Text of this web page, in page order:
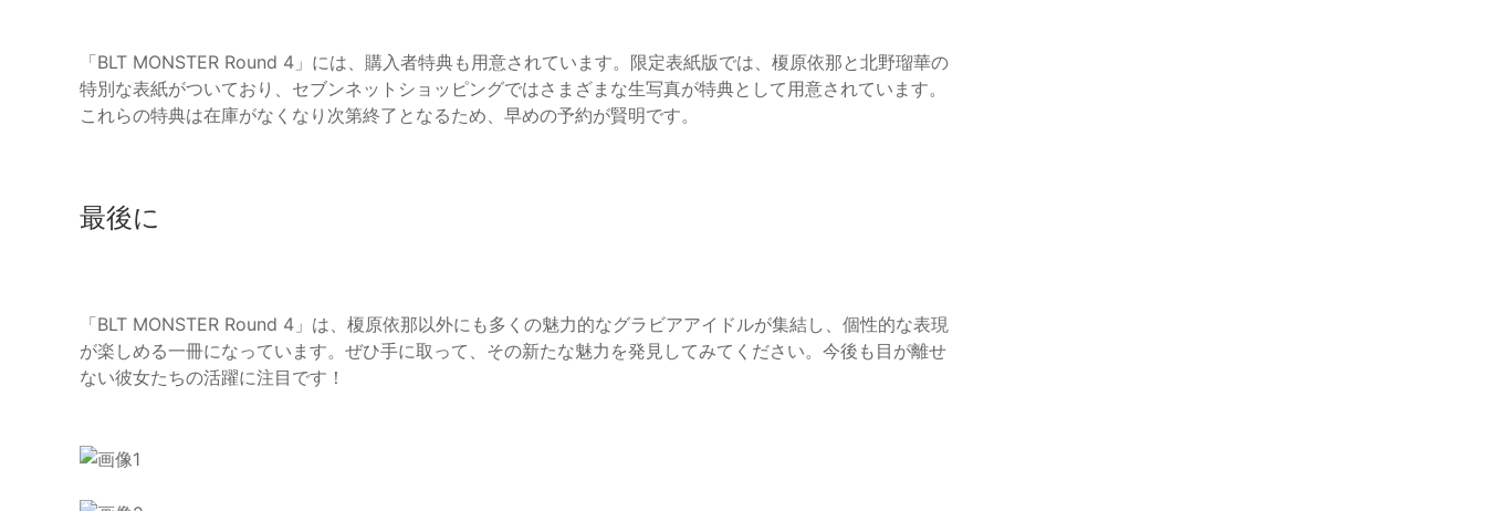
「BLT MONSTER Round 4」には、購入者特典も用意されています。限定表紙版では、榎原依那と北野瑠華の
特別な表紙がついており、セブンネットショッピングではさまざまな生写真が特典として用意されています。
これらの特典は在庫がなくなり次第終了となるため、早めの予約が賢明です。
最後に
「BLT MONSTER Round 4」は、榎原依那以外にも多くの魅力的なグラビアアイドルが集結し、個性的な表現
が楽しめる一冊になっています。ぜひ手に取って、その新たな魅力を発見してみてください。今後も目が離せ
ない彼女たちの活躍に注目です！